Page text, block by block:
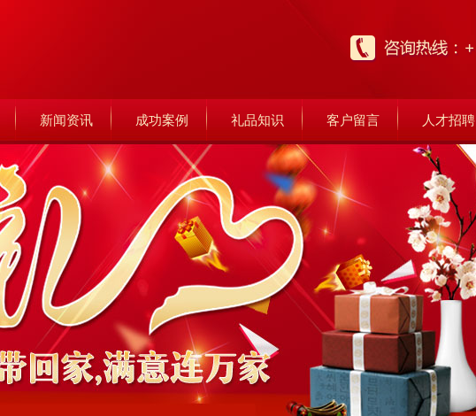
新闻资讯 成功案例 礼品知识 客户留言 人才招聘